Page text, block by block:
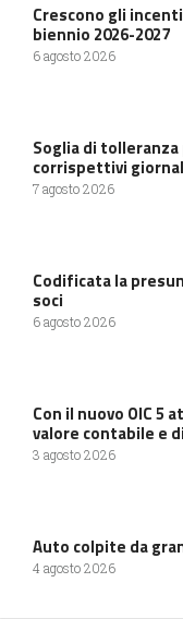
Crescono gli
biennio 2026-2027
6 agosto 2026
Soglia di
corrispettivi
7 agosto 2026
Codificata la
soci
6 agosto 2026
Con il nuovo OIC
valore contabile e
3 agosto 2026
Auto colpite da
4 agosto 2026